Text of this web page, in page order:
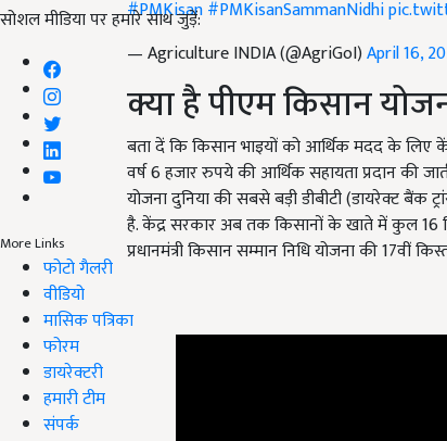
सोशल मीडिया पर हमारे साथ जुड़ें:
More Links
फोटो गैलरी
वीडियो
मासिक पत्रिका
फोरम
डायरेक्टरी
हमारी टीम
संपर्क
#PMKisan#PMKisanSammanNidhi
— Agriculture INDIA (@AgriGoI)April 16,
क्या है पीएम किसान
बता दें कि किसान भाइयों को आर्थिक मदद के लिए
वर्ष 6 हजार रुपये की आर्थिक सहायता प्रदान की
योजना दुनिया की सबसे बड़ी डीबीटी (डायरेक्ट
है. केंद्र सरकार अब तक किसानों के खाते में कुल 16
प्रधानमंत्री किसान सम्मान निधि योजना की 17वीं